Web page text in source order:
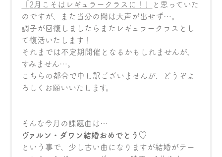
2 月こそはレギュラークラスに！」
と思っていた
のですが、また当分の間は大声が出せず…。
調子が回復しましたらまたレギュラークラスとし
て復活いたします！
それまでは不定期開催となるかもしれませんが、
すみません…。
こちらの都合で申し訳ございませんが、どうぞよ
ろしくお願いいたします。
そんな今月の課題曲は…
ヴァルン・ダワン結婚おめでとう♡
という事で、少し古い曲になりますが結婚がテー